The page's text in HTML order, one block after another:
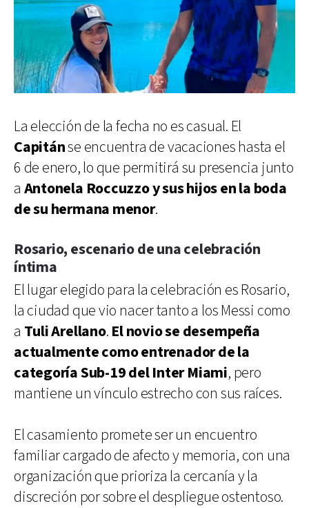
La elección de la fecha no es casual. El
Capitánse encuentra de vacaciones hasta el
6 de enero, lo que permitirá su presencia junto
a Antonela Roccuzzo y sus hijos en la boda
de su hermana menor.
Rosario, escenario de una celebración
íntima
El lugar elegido para la celebración es Rosario,
la ciudad que vio nacer tanto a los Messi como
a Tuli Arellano. El novio se desempeña
actualmente como entrenador de la
categoría Sub-19 del Inter Miami, pero
mantiene un vínculo estrecho con sus raíces.
El casamiento promete ser un encuentro
familiar cargado de afecto y memoria, con una
organización que prioriza la cercanía y la
discreción por sobre el despliegue ostentoso.